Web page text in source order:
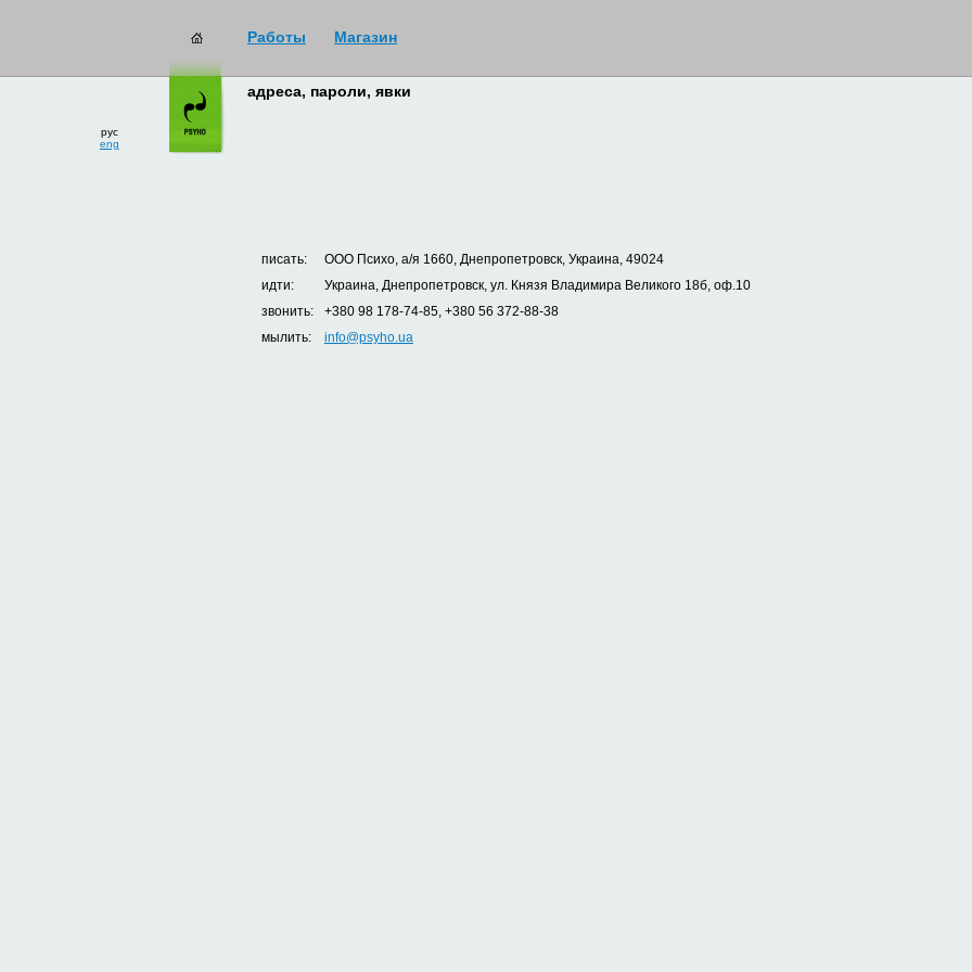
Работы Магазин
рус
eng
адреса, пароли, явки
писать:
ООО Психо, а/я 1660, Днепропетровск, Украина, 49024
идти:
Украина, Днепропетровск, ул. Князя Владимира Великого 18б, оф.10
звонить:
+380 98 178-74-85, +380 56 372-88-38
мылить:
info@psyho.ua